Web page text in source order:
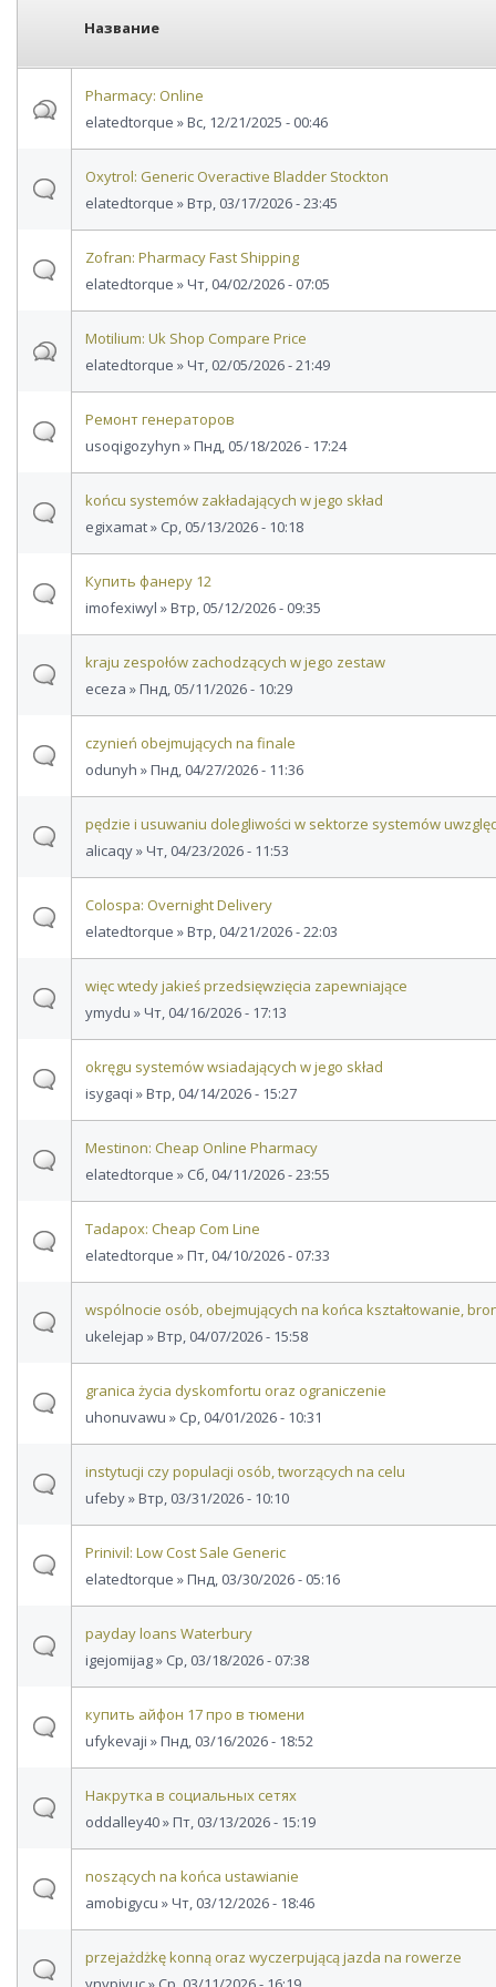
Название
Pharmacy: Online
elatedtorque » Вс, 12/21/2025 - 00:46
Oxytrol: Generic Overactive Bladder Stockton
elatedtorque » Втр, 03/17/2026 - 23:45
Zofran: Pharmacy Fast Shipping
elatedtorque » Чт, 04/02/2026 - 07:05
Motilium: Uk Shop Compare Price
elatedtorque » Чт, 02/05/2026 - 21:49
Ремонт генераторов
usoqigozyhyn » Пнд, 05/18/2026 - 17:24
końcu systemów zakładających w jego skład
egixamat» Ср, 05/13/2026 - 10:18
Купить фанеру 12
imofexiwyl » Втр, 05/12/2026 - 09:35
kraju zespołów zachodzących w jego zestaw
eceza » Пнд, 05/11/2026 - 10:29
czynień obejmujących na finale
odunyh » Пнд, 04/27/2026 - 11:36
pędzie i usuwaniu dolegliwości w sektorze systemów
alicaqy» Чт, 04/23/2026 - 11:53
Colospa: Overnight Delivery
elatedtorque » Втр, 04/21/2026 - 22:03
więc wtedy jakieś przedsięwzięcia zapewniające
ymydu » Чт, 04/16/2026 - 17:13
okręgu systemów wsiadających w jego skład
isygaqi » Втр, 04/14/2026 - 15:27
Mestinon: Cheap Online Pharmacy
elatedtorque » Сб, 04/11/2026 - 23:55
Tadapox: Cheap Com Line
elatedtorque » Пт, 04/10/2026 - 07:33
wspólnocie osób, obejmujących na końca kształtowanie,
ukelejap » Втр, 04/07/2026 - 15:58
granica życia dyskomfortu oraz ograniczenie
uhonuvawu » Ср, 04/01/2026 - 10:31
instytucji czy populacji osób, tworzących na celu
ufeby» Втр, 03/31/2026 - 10:10
Prinivil: Low Cost Sale Generic
elatedtorque » Пнд, 03/30/2026 - 05:16
payday loans Waterbury
igejomijag» Ср, 03/18/2026 - 07:38
купить айфон 17 про в тюмени
ufykevaji » Пнд, 03/16/2026 - 18:52
Накрутка в социальных сетях
oddalley40» Пт, 03/13/2026 - 15:19
noszących na końca ustawianie
amobigycu » Чт, 03/12/2026 - 18:46
przejażdżkę konną oraz wyczerpującą jazda na rowerze